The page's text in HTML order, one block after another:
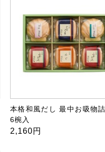
本格和風だし 最中お吸物
6椀入
2,160円